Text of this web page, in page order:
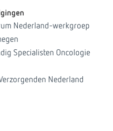
Nederland-werkgroep
Specialisten Oncologie
Nederland